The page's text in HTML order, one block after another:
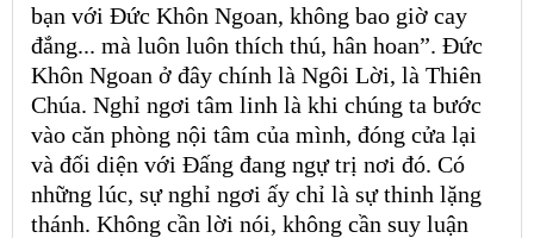
bạn với Đức Khôn Ngoan, không bao giờ cay
đắng... mà luôn luôn thích thú, hân hoan”. Đức
Khôn Ngoan ở đây chính là Ngôi Lời, là Thiên
Chúa. Nghỉ ngơi tâm linh là khi chúng ta bước
vào căn phòng nội tâm của mình, đóng cửa lại
và đối diện với Đấng đang ngự trị nơi đó. Có
những lúc, sự nghỉ ngơi ấy chỉ là sự thinh lặng
thánh. Không cần lời nói, không cần suy luận